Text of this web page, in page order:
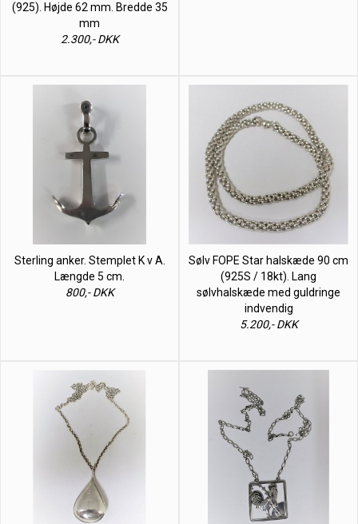
(925). Højde 62 mm. Bredde 35
mm
2.300,- DKK
Sterling anker. Stemplet K v A.
Længde 5 cm.
800,- DKK
Sølv FOPE Star halskæde 90 cm
(925S / 18kt). Lang
sølvhalskæde med guldringe
indvendig
5.200,- DKK